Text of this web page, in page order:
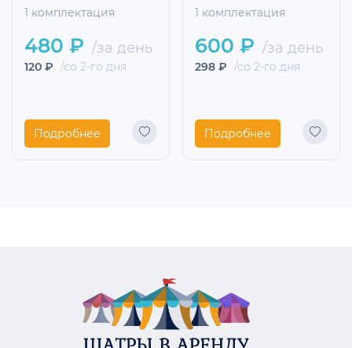
1 комплектация
480 ₽ /за день
120 ₽ /со 2-го дня
Подробнее
1 комплектация
600 ₽ /за день
298 ₽ /со 2-го дня
Подробнее